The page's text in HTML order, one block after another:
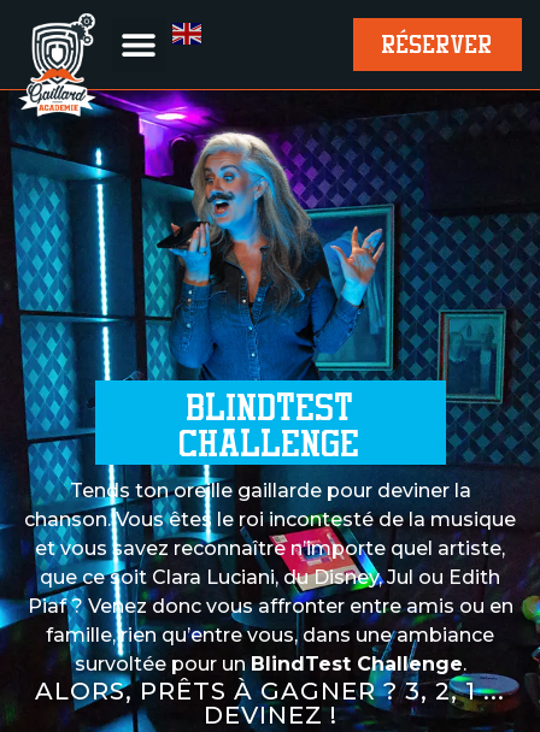
RÉSERVER
BLINDTEST
CHALLENGE
Tends ton oreille gaillarde pour deviner la
chanson. Vous êtes le roi incontesté de la musique
et vous savez reconnaître n’importe quel artiste,
que ce soit Clara Luciani, du Disney, Jul ou Edith
Piaf ? Venez donc vous affronter entre amis ou en
famille, rien qu’entre vous, dans une ambiance
survoltée pour unBlindTest Challenge.
ALORS, PRÊTS À GAGNER ? 3, 2, 1 ...
DEVINEZ !